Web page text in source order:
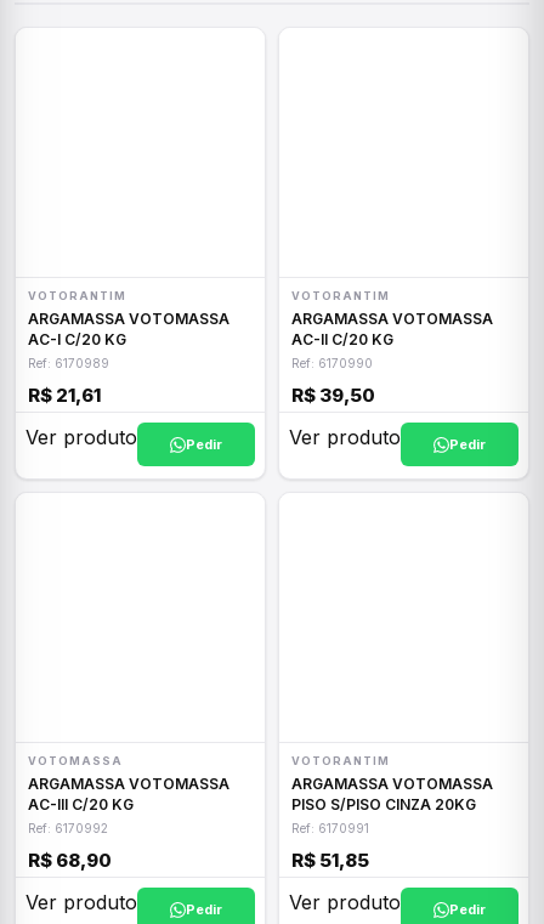
VOTORANTIM
ARGAMASSA VOTOMASSA
AC-I C/20 KG
Ref: 6170989
R$ 21,61
Ver produto Pedir
VOTORANTIM
ARGAMASSA VOTOMASSA
AC-II C/20 KG
Ref: 6170990
R$ 39,50
Ver produto Pedir
VOTOMASSA
ARGAMASSA VOTOMASSA
AC-III C/20 KG
Ref: 6170992
R$ 68,90
Ver produto Pedir
VOTORANTIM
ARGAMASSA VOTOMASSA
PISO S/PISO CINZA 20KG
Ref: 6170991
R$ 51,85
Ver produto Pedir